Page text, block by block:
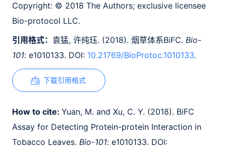
Copyright: © 2018 The Authors; exclusive licensee
Bio-protocol LLC.
引用格式： 袁猛, 许纯珏. (2018). 烟草体系BiFC. Bio-
101: e1010133. DOI: 10.21769/BioProtoc.1010133.
下载引用格式
How to cite: Yuan, M. and Xu, C. Y. (2018). BiFC
Assay for Detecting Protein-protein Interaction in
Tobacco Leaves. Bio-101: e1010133. DOI: